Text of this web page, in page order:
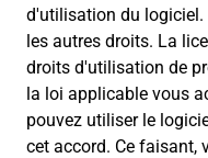
d'utilisation du logiciel.
les autres droits. La
droits d'utilisation de
la loi applicable vous
pouvez utiliser le
cet accord. Ce faisant,